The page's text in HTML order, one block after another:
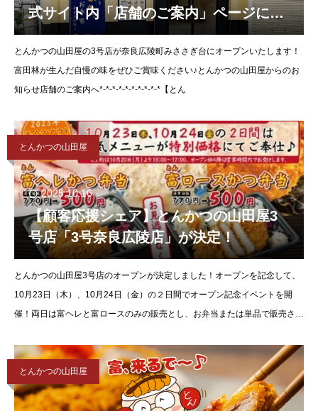
式サイト内「店舗のご案内」ページに奈
良広陵店の情報を掲載いたしました。
とんかつの山田屋の3号店が奈良広陵町みささぎ台にオープンいたします！
富田林が生んだ自慢の味をぜひご賞味ください♪とんかつの山田屋からのお
知らせ店舗のご案内へ*-*-*-*-*-*-*-*-*-*【とん
とんかつの山田屋
2025.10.16
【顧客応援シェア】とんかつの山田屋3
号店「3号奈良広陵店」が決定！
とんかつの山田屋3号店のオープンが決定しました！オープンを記念して、
10月23日（木）、10月24日（金）の２日間でオープン記念イベントを開
催！両日は富ヘレと富ロースのみの販売とし、お弁当または単品で販売され
とんかつの山田屋